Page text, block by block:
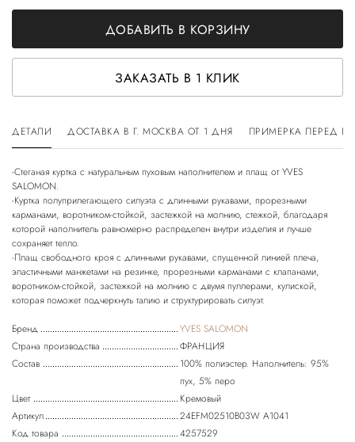
ДОБАВИТЬ В КОРЗИНУ
ЗАКАЗАТЬ В 1 КЛИК
ДЕТАЛИ ДОСТАВКА В Г. МОСКВА ОТ 1 ДНЯ ПРИМЕРКА ПЕРЕД
-Стеганая куртка с натуральным пуховым наполнителем и плащ от YVES
SALOMON.
-Куртка полуприлегающего силуэта с длинными рукавами, прорезными
карманами, воротником-стойкой, застежкой на молнию, стежкой, благодаря
которой наполнитель равномерно распределен внутри изделия и лучше
сохраняет тепло.
-Плащ свободного кроя с длинными рукавами, спущенной линией плеча,
эластичными манжетами на резинке, прорезными карманами с клапанами,
воротником-стойкой, застежкой на молнию с двумя пуллерами, кулиской,
Бренд
YVES SALOMON
Страна производства
ФРАНЦИЯ
Состав
100% полиэстер. Наполнитель: 95%
пух, 5% перо
Цвет
Кремовый
Артикул
24EFM02510B03W A1041
Код товара
4257529